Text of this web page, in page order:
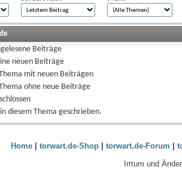
Beiträge
neuen Beiträge
mit neuen Beiträgen
ohne neue Beiträge
diesem Thema geschrieben.
Home| torwart.de-Shop| torwart.de-Forum
Irrtum und